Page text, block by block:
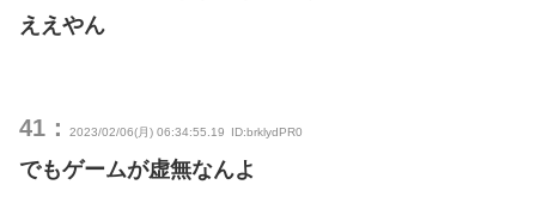
ええやん
41： 2023/02/06(月) 06:34:55.19 ID:brklydPR0
でもゲームが虚無なんよ